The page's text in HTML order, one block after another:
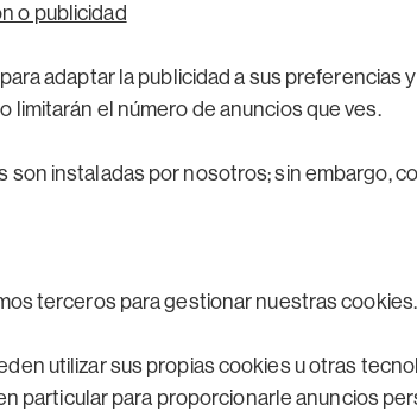
o publicidad
adaptar la publicidad a sus
limitarán el número de anuncios que ves.
son instaladas por nosotros; sin embargo,
terceros para gestionar nuestras cookies.
utilizar sus propias cookies u otras
particular para proporcionarle anuncios